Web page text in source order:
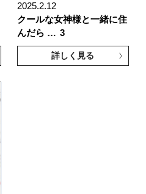
2025.2.12
クールな女神様と一緒に住
んだら … 3
詳しく見る